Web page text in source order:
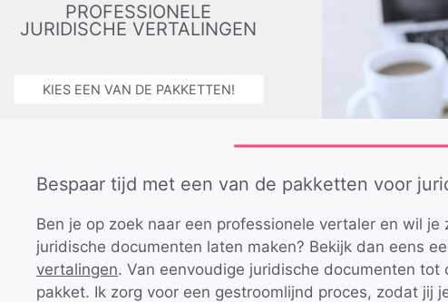
PROFESSIONELE
JURIDISCHE VERTALINGEN
KIES EEN VAN DE PAKKETTEN!
Bespaar tijd met een van de pakketten voor
Ben je op zoek naar een professionele vertaler en wil
juridische documenten laten maken? Bekijk dan eens
vertalingen. Van eenvoudige juridische documenten
pakket. Ik zorg voor een gestroomlijnd proces, zodat jij